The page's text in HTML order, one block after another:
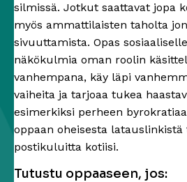
silmissä. Jotkut saattavat jopa
myös ammattilaisten taholta
sivuuttamista. Opas
näkökulmia oman roolin
vanhempana, käy läpi
vaiheita ja tarjoaa tukea
esimerkiksi perheen
oppaan oheisesta
postikuluitta kotiisi.
Tutustu oppaaseen, jos: